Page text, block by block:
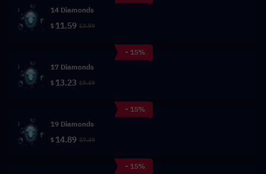
14 Diamonds
$ 11.59 13.59
- 15%
17 Diamonds
$ 13.23 15.49
- 15%
19 Diamonds
$ 14.89 17.49
- 15%